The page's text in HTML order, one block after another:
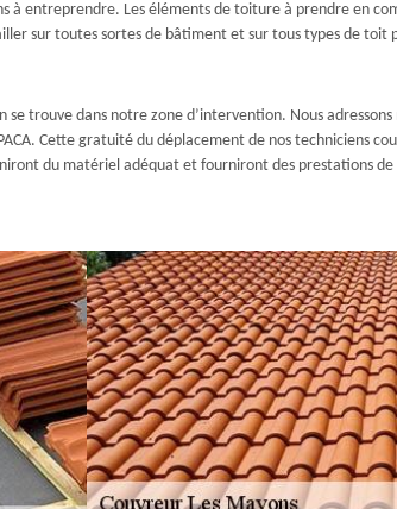
à entreprendre. Les éléments de toiture à prendre en
sur toutes sortes de bâtiment et sur tous types de
trouve dans notre zone d’intervention. Nous
Cette gratuité du déplacement de nos techniciens
du matériel adéquat et fourniront des prestations